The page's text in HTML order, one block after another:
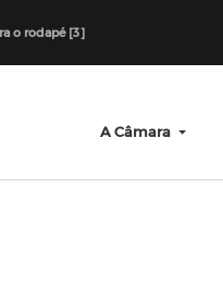
o rodapé [3]
A Câmara